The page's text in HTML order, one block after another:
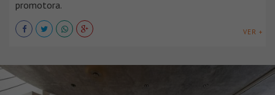
promotora.
VER +